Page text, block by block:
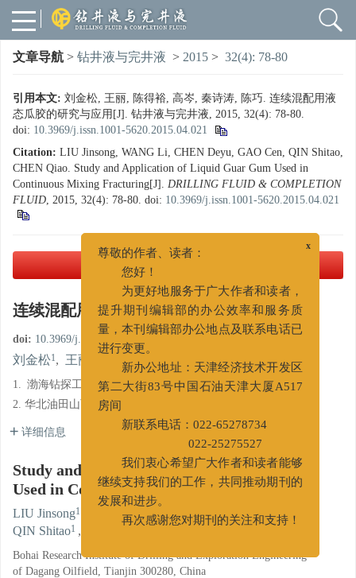
文章导航 > 钻井液与完井液 > 2015 > 32(4): 78-80
引用本文: 刘金松, 王丽, 陈得裕, 高岑, 秦诗涛, 陈巧. 连续混配用液
态瓜胶的研究与应用[J]. 钻井液与完井液, 2015, 32(4): 78-80.
doi: 10.3969/j.issn.1001-5620.2015.04.021
Citation: LIU Jinsong, WANG Li, CHEN Deyu, GAO Cen, QIN Shitao,
CHEN Qiao. Study and Application of Liquid Guar Gum Used in
Continuous Mixing Fracturing[J]. DRILLING FLUID & COMPLETION
FLUID, 2015, 32(4): 78-80. doi: 10.3969/j.issn.1001-5620.2015.04.021
PDF下载
连续混配用液态瓜胶的研究与应用
doi: 10.3969/j.issn.1001-5620.2015.04.021
刘金松1, 王丽 陈得裕 1, 高岑 秦诗涛 , 陈巧
1. 渤海钻探工程技术研究院,天津
2. 华北油田山西煤层气勘探开发分公司,山西晋城
详细信息
Study and Application of Liquid Guar Gum
Used in Continuous Mixing Fracturing
LIU Jinsong1 WANG Li 1 , CHEN Deyu 1 , GAO Cen
QIN Shitao1 , 2
Bohai Research Institute of Drilling and Exploration Engineering
of Dagang Oilfield, Tianjin 300280, China
尊敬的作者、读者：
您好！
为更好地服务于广大作者和读者，
提升期刊编辑部的办公效率和服务质
量，本刊编辑部办公地点及联系电话已
进行变更。
新办公地址：天津经济技术开发区
第二大街83号中国石油天津大厦A517
房间
新联系电话：022-65278734
022-25275527
我们衷心希望广大作者和读者能够
继续支持我们的工作，共同推动期刊的
发展和进步。
再次感谢您对期刊的关注和支持！